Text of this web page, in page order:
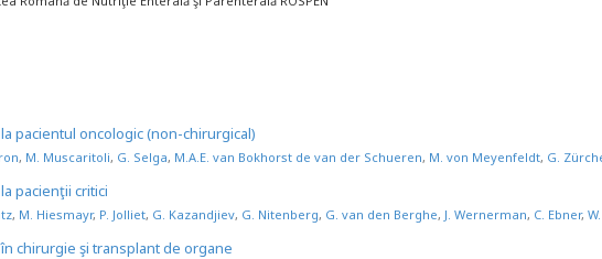
pacientul oncologic (non-chirurgical)
, M. Muscaritoli, G. Selga, M.A.E. van Bokhorst de van der Schueren, M. von Meyenfeldt, G.
pacienţii critici
, M. Hiesmayr, P. Jolliet, G. Kazandjiev, G. Nitenberg, G. van den Berghe, J. Wernerman, C. Ebner,
chirurgie şi transplant de organe